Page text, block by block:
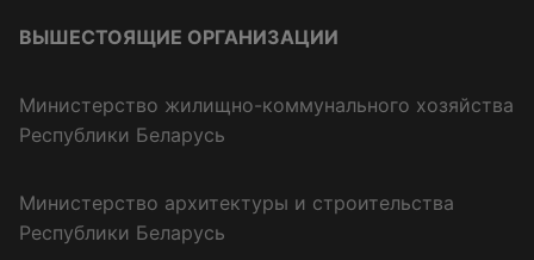
ВЫШЕСТОЯЩИЕ ОРГАНИЗАЦИИ
Министерство жилищно-коммунального хозяйства
Республики Беларусь
Министерство архитектуры и строительства
Республики Беларусь